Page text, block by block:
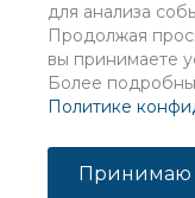
для анализа
Продолжая
вы принимаете
Более
Политике
Принимаю